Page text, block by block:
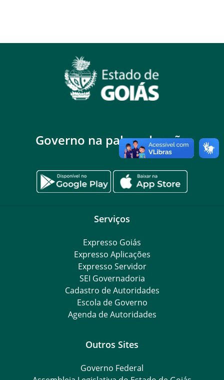
Governo na palma da mão
Serviços
Expresso Goiás
Expresso Aplicações
Expresso Servidor
SEI Governadoria
Cadastro de Autoridades
Escola de Governo
Agenda de Autoridades
Outros Sites
Governo Federal